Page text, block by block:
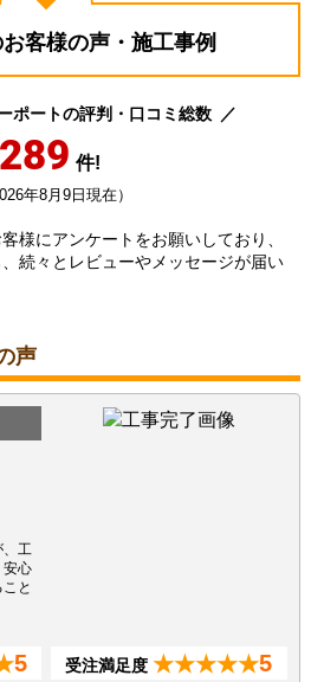
客様の声・施工事例
ポートの評判・口コミ総数
289 件!
年8月9日現在）
様にアンケートをお願いしており、
続々とレビューやメッセージが届い
声
、工
安心
と
5 受注満足度 ★★★★★5